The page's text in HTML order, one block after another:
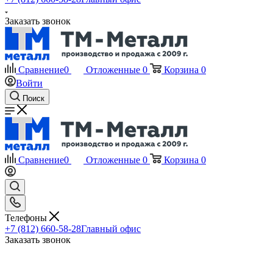
Заказать звонок
Сравнение0 Отложенные 0 Корзина 0
Войти
Поиск
Сравнение0 Отложенные 0 Корзина 0
Телефоны
+7 (812) 660-58-28Главный офис
Заказать звонок